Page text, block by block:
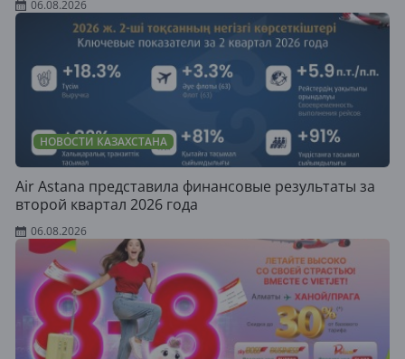
06.08.2026
НОВОСТИ КАЗАХСТАНА
Air Astana представила финансовые результаты за
второй квартал 2026 года
06.08.2026